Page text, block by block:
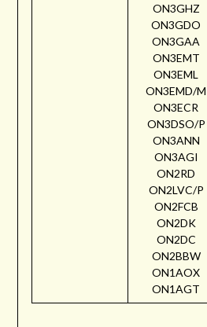
ON3GHZ
ON3GDO
ON3GAA
ON3EMT
ON3EML
ON3EMD/M
ON3ECR
ON3DSO/P
ON3ANN
ON3AGI
ON2RD
ON2LVC/P
ON2FCB
ON2DK
ON2DC
ON2BBW
ON1AOX
ON1AGT